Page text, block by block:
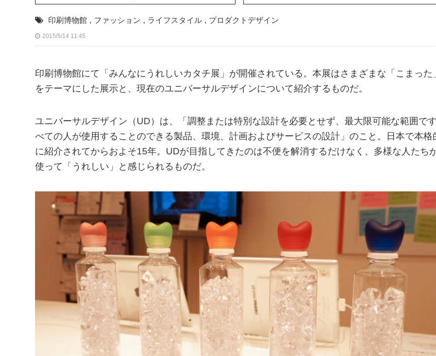
印刷博物館 , ファッション , ライフスタイル , プロダクトデザイン
2015/5/14 11:45
印刷博物館にて「みんなにうれしいカタチ展」が開催されている。本展はさまざまな「こまった
をテーマにした展示と、現在のユニバーサルデザインについて紹介するものだ。
ユニバーサルデザイン（UD）は、「調整または特別な設計を必要とせず、最大限可能な範囲で
べての人が使用することのできる製品、環境、計画およびサービスの設計」のこと。日本で本格
に紹介されてからおよそ15年。UDが目指してきたのは不便を解消するだけなく、多様な人たち
使って「うれしい」と感じられるものだ。